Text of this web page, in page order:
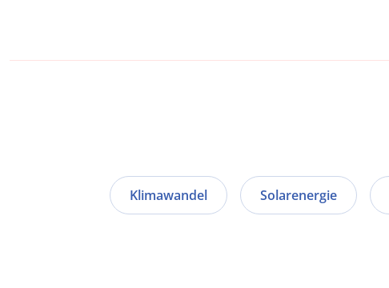
Klimawandel Solarenergie